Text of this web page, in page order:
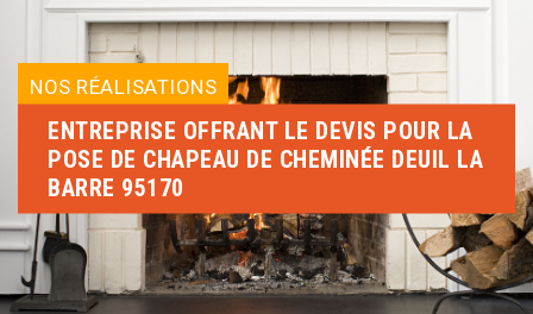
NOS RÉALISATIONS
ENTREPRISE OFFRANT LE DEVIS POUR LA
POSE DE CHAPEAU DE CHEMINÉE DEUIL LA
BARRE 95170